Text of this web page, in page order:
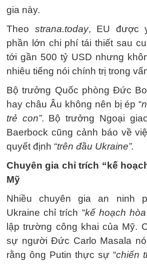
gia này.
Theo strana.today, EU được
phần lớn chi phí tái thiết sau
tới gần 500 tỷ USD nhưng
nhiêu tiếng nói chính trị trong
Bộ trưởng Quốc phòng Đức
hay châu Âu không nên bị ép “
trẻ con”. Bộ trưởng Ngoại
Baerbock cũng cảnh báo về
quyết định “trên đầu Ukraine”.
Chuyên gia chỉ trích “kế
Mỹ
Nhiều chuyên gia an ninh
Ukraine chỉ trích “kế hoạch hòa
lập trường công khai của Mỹ.
sự người Đức Carlo Masala
rằng ông Putin thực sự “chiến